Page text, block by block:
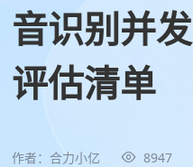
音识别并
评估清单
作者：合力小亿 8947